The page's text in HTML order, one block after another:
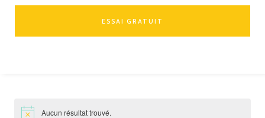
ESSAI GRATUIT
Aucun résultat trouvé.